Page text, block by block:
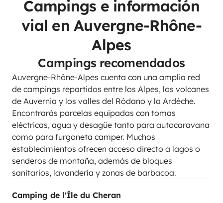
Campings e información
vial en Auvergne-Rhône-
Alpes
Campings recomendados
Auvergne-Rhône-Alpes cuenta con una amplia red
de campings repartidos entre los Alpes, los volcanes
de Auvernia y los valles del Ródano y la Ardèche.
Encontrarás parcelas equipadas con tomas
eléctricas, agua y desagüe tanto para autocaravana
como para furgoneta camper. Muchos
establecimientos ofrecen acceso directo a lagos o
senderos de montaña, además de bloques
sanitarios, lavandería y zonas de barbacoa.
Camping de l'Île du Cheran